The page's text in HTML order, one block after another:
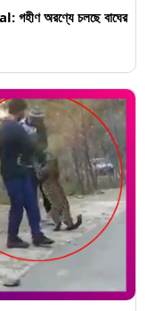
অরণ্যে চলছে বাঘের